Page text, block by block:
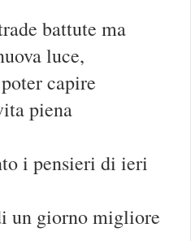
battute ma
luce,
capire
piena
i pensieri di ieri
un giorno migliore